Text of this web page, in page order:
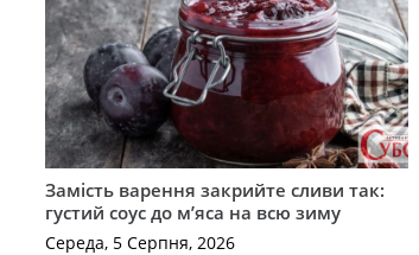
Замість варення закрийте сливи так:
густий соус до м’яса на всю зиму
Середа, 5 Серпня, 2026